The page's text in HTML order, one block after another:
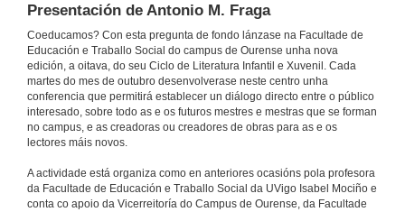
Presentación de Antonio M. Fraga
Coeducamos? Con esta pregunta de fondo lánzase na Facultade de
Educación e Traballo Social do campus de Ourense unha nova
edición, a oitava, do seu Ciclo de Literatura Infantil e Xuvenil. Cada
martes do mes de outubro desenvolverase neste centro unha
conferencia que permitirá establecer un diálogo directo entre o público
interesado, sobre todo as e os futuros mestres e mestras que se forman
no campus, e as creadoras ou creadores de obras para as e os
lectores máis novos.
A actividade está organiza como en anteriores ocasións pola profesora
da Facultade de Educación e Traballo Social da UVigo Isabel Mociño e
conta co apoio da Vicerreitoría do Campus de Ourense, da Facultade
4 de out. de 2022
Presentación de Francisco Castro
4 de out. de 2022
Conferencia
4 de out. de 2022